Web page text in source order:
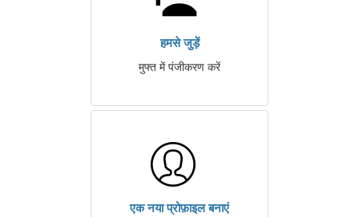
हमसे जुड़ें
मुफ्त में पंजीकरण करें
एक नया प्रोफ़ाइल बनाएं